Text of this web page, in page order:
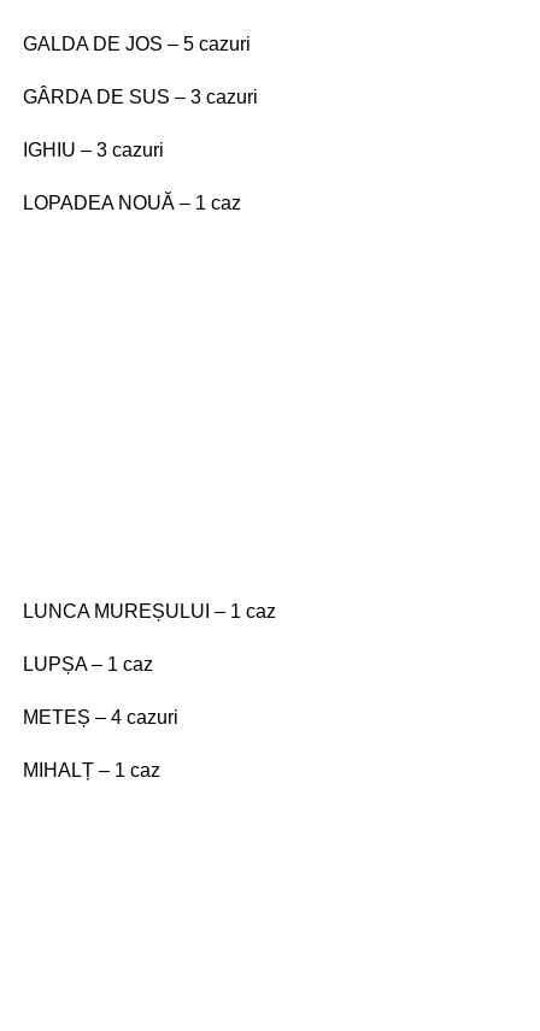
GALDA DE JOS – 5 cazuri
GÂRDA DE SUS – 3 cazuri
IGHIU – 3 cazuri
LOPADEA NOUĂ – 1 caz
LUNCA MUREȘULUI – 1 caz
LUPȘA – 1 caz
METEȘ – 4 cazuri
MIHALȚ – 1 caz